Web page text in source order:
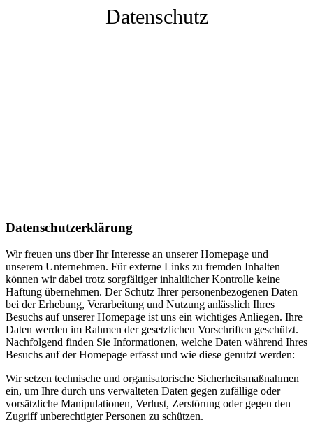
Datenschutz
Datenschutzerklärung
Wir freuen uns über Ihr Interesse an unserer Homepage und
unserem Unternehmen. Für externe Links zu fremden Inhalten
können wir dabei trotz sorgfältiger inhaltlicher Kontrolle keine
Haftung übernehmen. Der Schutz Ihrer personenbezogenen Daten
bei der Erhebung, Verarbeitung und Nutzung anlässlich Ihres
Besuchs auf unserer Homepage ist uns ein wichtiges Anliegen. Ihre
Daten werden im Rahmen der gesetzlichen Vorschriften geschützt.
Nachfolgend finden Sie Informationen, welche Daten während Ihres
Besuchs auf der Homepage erfasst und wie diese genutzt werden:
Wir setzen technische und organisatorische Sicherheitsmaßnahmen
ein, um Ihre durch uns verwalteten Daten gegen zufällige oder
vorsätzliche Manipulationen, Verlust, Zerstörung oder gegen den
Zugriff unberechtigter Personen zu schützen.